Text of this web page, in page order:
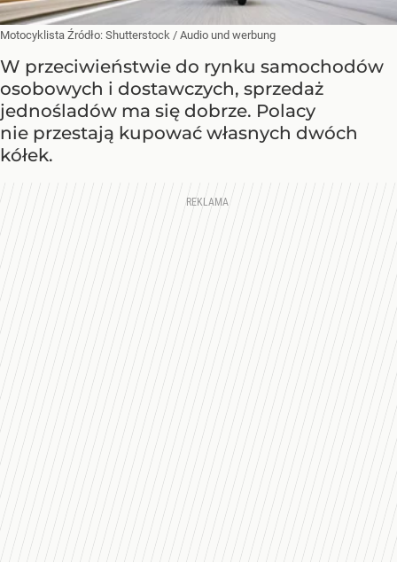
Motocyklista Źródło: Shutterstock / Audio und werbung
W przeciwieństwie do rynku samochodów
osobowych i dostawczych, sprzedaż
jednośladów ma się dobrze. Polacy
nie przestają kupować własnych dwóch
kółek.